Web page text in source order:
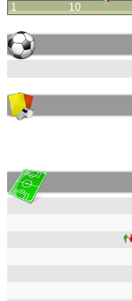
1 10